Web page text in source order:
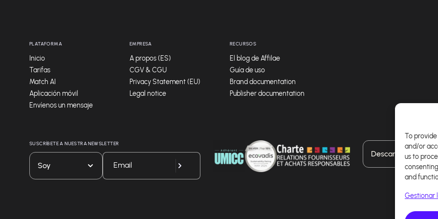
To
and/or
us to
and
Gestionar
PLATAFORMA
Inicio
Tarifas
Match AI
Aplicación móvil
Envíenos un mensaje
EMPRESA
A propos (ES)
CGV & CGU
Privacy Statement (EU)
Legal notice
RECURSOS
El blog de Affilae
Guía de uso
Brand documentation
Publisher documentation
SUSCRÍBETE A NUESTRA NEWSLETTER
Soy
Descarga nuestra